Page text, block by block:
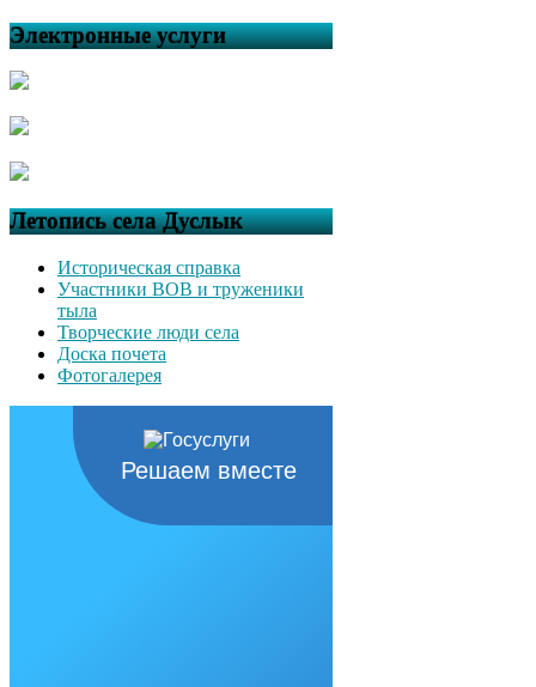
Электронные услуги
Летопись села Дуслык
Историческая справка
Участники ВОВ и труженики
тыла
Творческие люди села
Доска почета
Фотогалерея
Решаем вместе